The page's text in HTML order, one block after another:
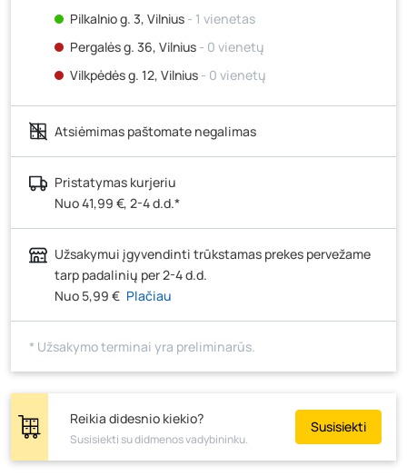
Pilkalnio g. 3, Vilnius - 1 vienetas
Pergalės g. 36, Vilnius - 0 vienetų
Vilkpėdės g. 12, Vilnius - 0 vienetų
Ateities g. 15, Vilnius- 0 vienetų
Kauno r., Narsiečių k., Vytauto g. 183, Kaunas
vienetas
Šilutės pl. 83A, Klaipėda
Pramonės g. 7, Šiauliai
Santaikos g. 26B, Alytus - 0 vienetų
J. Basanavičiaus g. 6, Utena
Novočėbės k. 3, Kėdainiai- 0 vienetų
Kauno g. 160, Marijampolė- 0 vienetų
Skuodo g. 41, Mažeikiai- 0 vienetų
Žemaičių g. 2, Raseiniai- 0 vienetų
Pramonės g. 6E, Šilutė- 0 vienetų
Atsiėmimas paštomate negalimas
Pristatymas kurjeriu
Nuo 41,99 €, 2-4 d.d.*
Užsakymui įgyvendinti trūkstamas prekes pervežame
tarp padalinių per 2-4 d.d.
Nuo 5,99 € Plačiau
* Užsakymo terminai yra preliminarūs.
Reikia didesnio kiekio?
Susisiekti su didmenos vadybininku.
Susisiekti